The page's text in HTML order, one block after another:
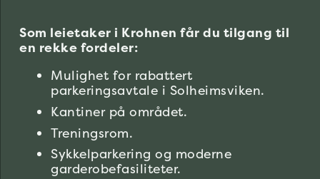
Som leietaker i Krohnen får du tilgang til
en rekke fordeler:
Mulighet for rabattert
parkeringsavtale i Solheimsviken.
Kantiner på området.
Treningsrom.
Sykkelparkering og moderne
garderobefasiliteter.